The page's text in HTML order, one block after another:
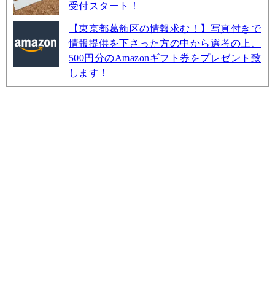
受付スタート！
【東京都葛飾区の情報求む！】写真付きで
情報提供を下さった方の中から選考の上、
500円分のAmazonギフト券をプレゼント致
します！